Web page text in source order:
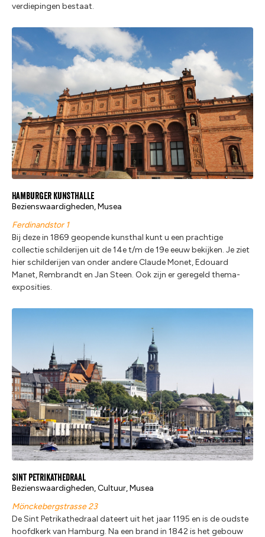
verdiepingen bestaat.
Hamburger Kunsthalle
Bezienswaardigheden, Musea
Ferdinandstor 1
Bij deze in 1869 geopende kunsthal kunt u een prachtige
collectie schilderijen uit de 14e t/m de 19e eeuw bekijken. Je ziet
hier schilderijen van onder andere Claude Monet, Edouard
Manet, Rembrandt en Jan Steen. Ook zijn er geregeld thema-
exposities.
Sint Petrikathedraal
Bezienswaardigheden, Cultuur, Musea
Mönckebergstrasse 23
De Sint Petrikathedraal dateert uit het jaar 1195 en is de oudste
hoofdkerk van Hamburg. Na een brand in 1842 is het gebouw